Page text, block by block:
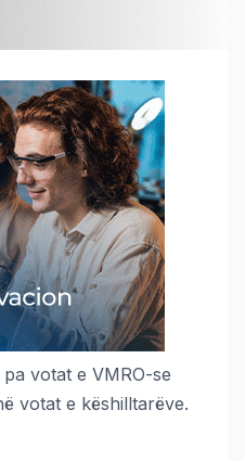
votat e VMRO-se
votat e këshilltarëve.